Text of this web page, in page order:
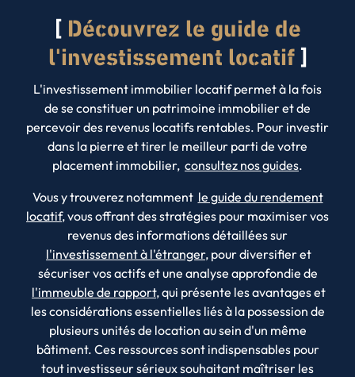
Découvrez le guide de
l'investissement locatif
L'investissement immobilier locatif permet à la fois
de se constituer un patrimoine immobilier et de
percevoir des revenus locatifs rentables. Pour investir
dans la pierre et tirer le meilleur parti de votre
placement immobilier, consultez nos guides.
Vous y trouverez notamment le guide du rendement
locatif, vous offrant des stratégies pour maximiser vos
revenus des informations détaillées sur
l'investissement à l'étranger, pour diversifier et
sécuriser vos actifs et une analyse approfondie de
l'immeuble de rapport, qui présente les avantages et
les considérations essentielles liés à la possession de
plusieurs unités de location au sein d'un même
bâtiment. Ces ressources sont indispensables pour
tout investisseur sérieux souhaitant maîtriser les